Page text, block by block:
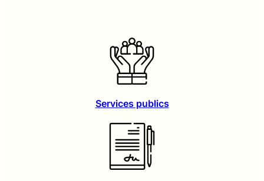
Services publics